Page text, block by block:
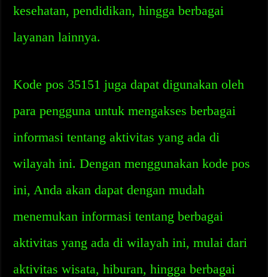
kesehatan, pendidikan, hingga berbagai
layanan lainnya.
Kode pos 35151 juga dapat digunakan oleh
para pengguna untuk mengakses berbagai
informasi tentang aktivitas yang ada di
wilayah ini. Dengan menggunakan kode pos
ini, Anda akan dapat dengan mudah
menemukan informasi tentang berbagai
aktivitas yang ada di wilayah ini, mulai dari
aktivitas wisata, hiburan, hingga berbagai